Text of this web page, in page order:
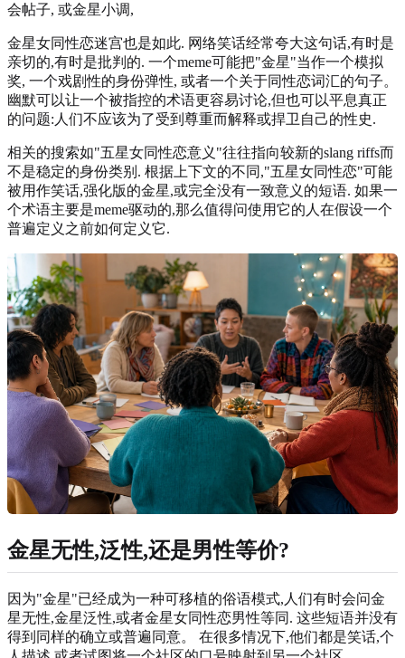
会帖子, 或金星小调,
金星女同性恋迷宫也是如此. 网络笑话经常夸大这句话,有时是
亲切的,有时是批判的. 一个meme可能把"金星"当作一个模拟
奖, 一个戏剧性的身份弹性, 或者一个关于同性恋词汇的句子。
幽默可以让一个被指控的术语更容易讨论,但也可以平息真正
的问题:人们不应该为了受到尊重而解释或捍卫自己的性史.
相关的搜索如"五星女同性恋意义"往往指向较新的slang riffs而
不是稳定的身份类别. 根据上下文的不同,"五星女同性恋"可能
被用作笑话,强化版的金星,或完全没有一致意义的短语. 如果一
个术语主要是meme驱动的,那么值得问使用它的人在假设一个
普遍定义之前如何定义它.
金星无性,泛性,还是男性等价?
因为"金星"已经成为一种可移植的俗语模式,人们有时会问金
星无性,金星泛性,或者金星女同性恋男性等同. 这些短语并没有
得到同样的确立或普遍同意。 在很多情况下,他们都是笑话,个